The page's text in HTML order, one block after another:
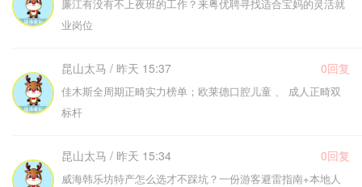
廉江有没有不上夜班的工作？来粤优聘寻找适合宝妈的灵活就
业岗位
昆山太马 / 昨天 15:37 0回复
佳木斯全周期正畸实力榜单；欧莱德口腔儿童 、 成人正畸双
标杆
昆山太马 / 昨天 15:34 0回复
威海韩乐坊特产怎么选才不踩坑？一份游客避雷指南+本地人